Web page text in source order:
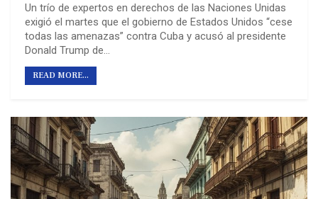
Un trío de expertos en derechos de las Naciones Unidas
exigió el martes que el gobierno de Estados Unidos “cese
todas las amenazas” contra Cuba y acusó al presidente
Donald Trump de…
READ MORE...